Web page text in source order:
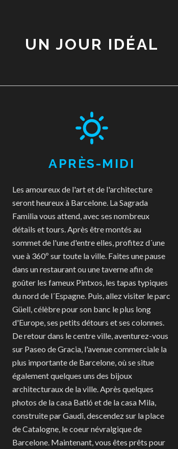
UN JOUR IDÉAL
APRÈS-MIDI
Les amoureux de l'art et de l'architecture
seront heureux à Barcelone. La Sagrada
Familia vous attend, avec ses nombreux
détails et tours. Après être montés au
sommet de l'une d'entre elles, profitez d´une
vue à 360º sur toute la ville. Faites une pause
dans un restaurant ou une taverne afin de
goûter les fameux Pintxos, les tapas typiques
du nord de l´Espagne. Puis, allez visiter le parc
Güell, célèbre pour son banc le plus long
d'Europe, ses petits détours et ses colonnes.
De retour dans le centre ville, aventurez-vous
sur Paseo de Gracia, l'avenue commerciale la
plus importante de Barcelone, où se situe
également quelques uns des bijoux
architecturaux de la ville. Après quelques
photos de la casa Batló et de la casa Mila,
construite par Gaudi, descendez sur la place
de Catalogne, le coeur névralgique de
Barcelone. Maintenant, vous êtes prêts pour